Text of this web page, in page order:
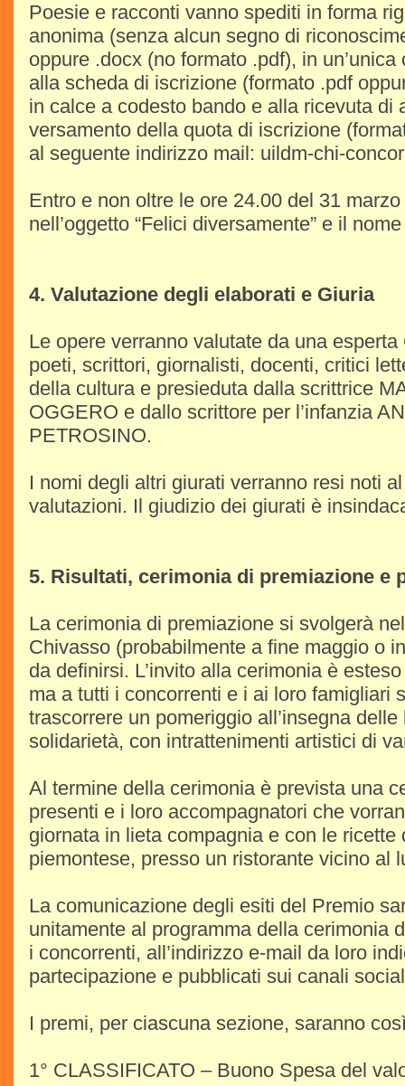
Poesie e racconti vanno spediti in forma
anonima (senza alcun segno di
oppure .docx (no formato .pdf), in
alla scheda di iscrizione (formato .pdf
in calce a codesto bando e alla ricevuta di
versamento della quota di iscrizione
al seguente indirizzo mail: uildm-chi-
Entro e non oltre le ore 24.00 del 31
nell’oggetto “Felici diversamente” e il
4. Valutazione degli elaborati e Giuria
Le opere verranno valutate da una
poeti, scrittori, giornalisti, docenti, critici
della cultura e presieduta dalla scrittrice
OGGERO e dallo scrittore per l’infanzia
PETROSINO.
I nomi degli altri giurati verranno resi noti
valutazioni. Il giudizio dei giurati è
5. Risultati, cerimonia di premiazione e
La cerimonia di premiazione si svolgerà
Chivasso (probabilmente a fine maggio o
da definirsi. L’invito alla cerimonia è
ma a tutti i concorrenti e i ai loro famigliari
trascorrere un pomeriggio all’insegna
solidarietà, con intrattenimenti artistici di
Al termine della cerimonia è prevista una
presenti e i loro accompagnatori che
giornata in lieta compagnia e con le ricette
piemontese, presso un ristorante vicino al
La comunicazione degli esiti del Premio
unitamente al programma della cerimonia
i concorrenti, all’indirizzo e-mail da loro
partecipazione e pubblicati sui canali
I premi, per ciascuna sezione, saranno
1° CLASSIFICATO – Buono Spesa del